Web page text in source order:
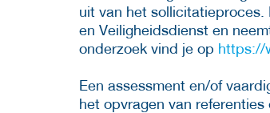
uit van het
en Veiligheidsdienst en
onderzoek vind je op https://
Een assessment en/of
het opvragen van referenties